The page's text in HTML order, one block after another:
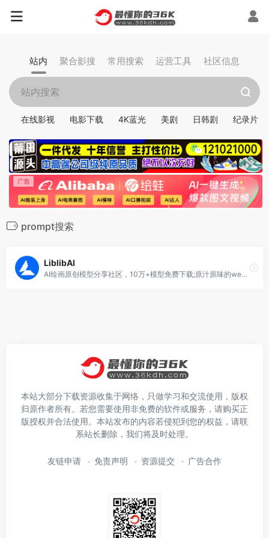
站内 聚合影搜 常用搜索 运营工具 社区信息
在线影视 电影下载 4K蓝光 美剧 日韩剧 纪录片
prompt搜索
LiblibAI
AI绘画原创模型分享社区，10万+模型免费下载;原汁原味的webUI、comfyUI，在线AI绘图工具免费使用;还可在线进行模型训练。欢迎每一位创作者加入，共同探索AI绘画
本站大部分下载资源收集于网络，只做学习和交流使用，版权
归原作者所有。若您需要使用非免费的软件或服务，请购买正
版授权并合法使用。本站发布的内容若侵犯到您的权益，请联
系站长删除，我们将及时处理。
友链申请 免责声明 资源提交 广告合作